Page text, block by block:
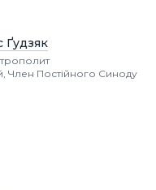
Ґудзяк
Член Постійного Синоду